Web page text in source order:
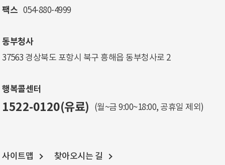
팩스 054-880-4999
동부청사
37563 경상북도 포항시 북구 흥해읍 동부청사로 2
행복콜센터
1522-0120(유료) (월~금 9:00~18:00, 공휴일 제외)
사이트맵 찾아오시는 길